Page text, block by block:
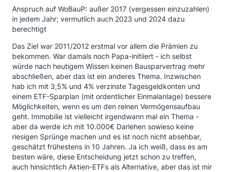
Anspruch auf WoBauP: außer 2017 (vergessen einzuzahlen)
in jedem Jahr; vermutlich auch 2023 und 2024 dazu
berechtigt
Das Ziel war 2011/2012 erstmal vor allem die Prämien zu
bekommen. War damals noch Papa-initiiert - ich selbst
würde nach heutigem Wissen keinen Bausparvertrag mehr
abschließen, aber das ist ein anderes Thema. Inzwischen
hab ich mit 3,5% und 4% verzinste Tagesgeldkonten und
einem ETF-Sparplan (mit ordentlicher Einmalanlage) bessere
Möglichkeiten, wenn es um den reinen Vermögensaufbau
geht. Immobilie ist vielleicht irgendwann mal ein Thema -
aber da werde ich mit 10.000€ Darlehen sowieso keine
riesigen Sprünge machen und es ist noch nicht absehbar,
geschätzt frühestens in 10 Jahren. Ja ich weiß, dass es am
besten wäre, diese Entscheidung jetzt schon zu treffen,
auch hinsichtlich Aktien-ETFs als Alternative, aber das ist mir